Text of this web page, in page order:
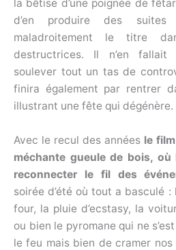
la bêtise d’une poignée de
d’en produire des
maladroitement le titre
destructrices. Il n’en fallait
soulever tout un tas de
finira également par rentrer
illustrant une fête qui dégénère.
Avec le recul des années le
méchante gueule de bois, où
reconnecter le fil des
soirée d’été où tout a basculé
four, la pluie d’ecstasy, la
ou bien le pyromane qui ne
le feu mais bien de cramer